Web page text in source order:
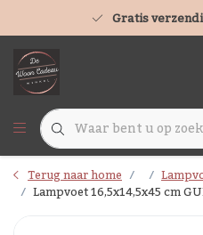
Gratis
Terug naar home
Lampvoet 16,5x14,5x45 cm